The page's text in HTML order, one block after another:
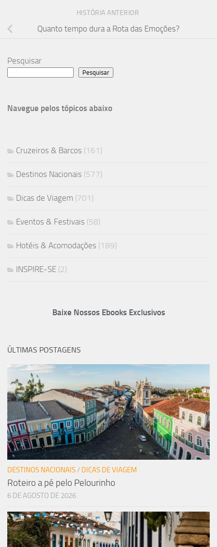
HISTÓRIA ANTERIOR
Quanto tempo dura a Rota das Emoções?
Pesquisar
Pesquisar
Navegue pelos tópicos abaixo
Cruzeiros & Barcos (161)
Destinos Nacionais (577)
Dicas de Viagem (701)
Eventos & Festivais (58)
Hotéis & Acomodações (189)
INSPIRE-SE (2)
Baixe Nossos Ebooks Exclusivos
ÚLTIMAS POSTAGENS
DESTINOS NACIONAIS/ DICAS DE VIAGEM
Roteiro a pé pelo Pelourinho
6 DE AGOSTO DE 2026